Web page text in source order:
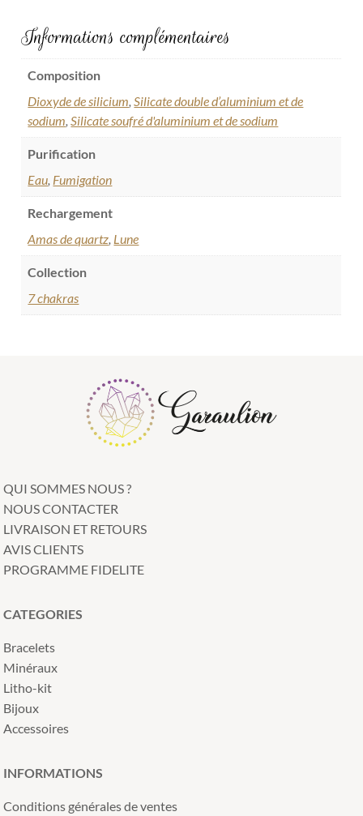
Informations complémentaires
Composition
Dioxyde de silicium,Silicate double d’aluminium et de
sodium,Silicate soufré d'aluminium et de sodium
Purification
Eau, Fumigation
Rechargement
Amas de quartz, Lune
Collection
7 chakras
QUI SOMMES NOUS ?
NOUS CONTACTER
LIVRAISON ET RETOURS
AVIS CLIENTS
PROGRAMME FIDELITE
CATEGORIES
Bracelets
Minéraux
Litho-kit
Bijoux
Accessoires
INFORMATIONS
Conditions générales de ventes